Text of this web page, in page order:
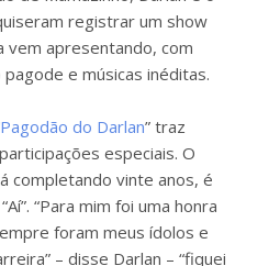
registrar um show
vem apresentando, com
e músicas inéditas.
Pagodão do Darlan” traz
especiais. O
completando vinte anos, é
“Para mim foi uma honra
foram meus ídolos e
– disse Darlan – “fiquei